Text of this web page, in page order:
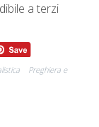
a terzi
Preghiera e